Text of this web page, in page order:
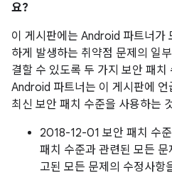
요?
이 게시판에는 Android 파트너가
하게 발생하는 취약점 문제의 일
결할 수 있도록 두 가지 보안 패
Android 파트너는 이 게시판에
최신 보안 패치 수준을 사용하는
2018-12-01 보안 패치 수
패치 수준과 관련된 모든
고된 모든 문제의 수정사항